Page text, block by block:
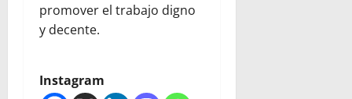
promover el trabajo digno
y decente.
Instagram